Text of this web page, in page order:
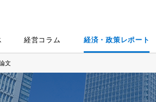
経営コラム 経済・政策レポート
文